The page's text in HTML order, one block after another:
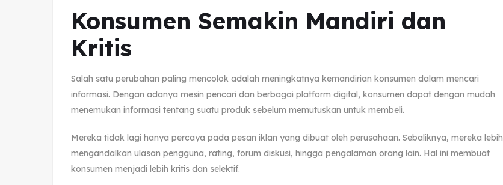
Konsumen Semakin Mandiri dan
Kritis
Salah satu perubahan paling mencolok adalah meningkatnya kemandirian konsumen dalam mencari
informasi. Dengan adanya mesin pencari dan berbagai platform digital, konsumen dapat dengan mudah
menemukan informasi tentang suatu produk sebelum memutuskan untuk membeli.
Mereka tidak lagi hanya percaya pada pesan iklan yang dibuat oleh perusahaan. Sebaliknya, mereka lebih
mengandalkan ulasan pengguna, rating, forum diskusi, hingga pengalaman orang lain. Hal ini membuat
konsumen menjadi lebih kritis dan selektif.